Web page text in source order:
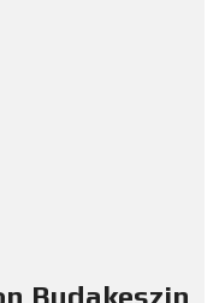
Budakeszin